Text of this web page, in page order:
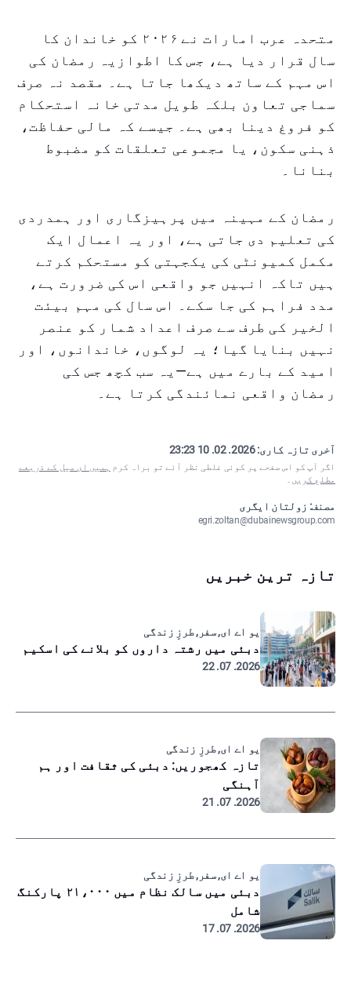
متحدہ عرب امارات نے ۲۰۲۶ کو خاندان کا
سال قرار دیا ہے، جس کا اطوازیہ رمضان کی
اس مہم کے ساتھ دیکھا جاتا ہے۔ مقصد نہ صرف
سماجی تعاون بلکہ طویل مدتی خانہ استحکام
کو فروغ دینا بھی ہے۔ جیسے کہ مالی حفاظت،
ذہنی سکون، یا مجموعی تعلقات کو مضبوط
بنانا۔
رمضان کے مہینہ میں پرہیزگاری اور ہمدردی
کی تعلیم دی جاتی ہے، اور یہ اعمال ایک
مکمل کمیونٹی کی یکجہتی کو مستحکم کرتے
ہیں تاکہ انہیں جو واقعی اس کی ضرورت ہے،
مدد فراہم کی جا سکے۔ اس سال کی مہم بیئت
الخیر کی طرف سے صرف اعداد شمار کو عنصر
نہیں بنایا گیا؛ یہ لوگوں، خاندانوں، اور
امید کے بارے میں ہے—یہ سب کچھ جس کی
رمضان واقعی نمائندگی کرتا ہے۔
آخری تازہ کاری:2026. 02. 10 23:23
اگر آپ کو اس صفحے پر کوئی غلطی نظر آئے تو براہ کرم ہمیں ای میل کے ذریعے
مطلع کریں ۔
مصنف: زولتان ایگری
egri.zoltan@dubainewsgroup.com
تازہ ترین خبریں
یو اے ای, سفر, طرزِ زندگی
دبئی میں رشتہ داروں کو بلانے کی اسکیم
2026. 07. 22
یو اے ای, طرزِ زندگی
تازہ کھجوریں: دبئی کی ثقافت اور ہم
آہنگی
2026. 07. 21
یو اے ای, سفر, طرزِ زندگی
دبئی میں سالک نظام میں ۲۱،۰۰۰ پارکنگ
شامل
2026. 07. 17